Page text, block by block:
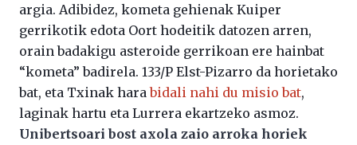
argia. Adibidez, kometa gehienak Kuiper
gerrikotik edota Oort hodeitik datozen arren,
orain badakigu asteroide gerrikoan ere hainbat
“kometa” badirela. 133/P Elst-Pizarro da horietako
bat, eta Txinak harabidali nahi du misio bat,
laginak hartu eta Lurrera ekartzeko asmoz.
Unibertsoari bost axola zaio arroka horiek